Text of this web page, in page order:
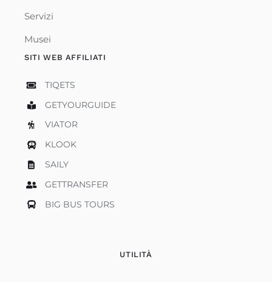
Servizi
Musei
SITI WEB AFFILIATI
TIQETS
GETYOURGUIDE
VIATOR
KLOOK
SAILY
GETTRANSFER
BIG BUS TOURS
UTILITÀ